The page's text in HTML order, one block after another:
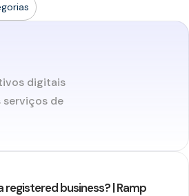
digitais
de
registered business? | Ramp